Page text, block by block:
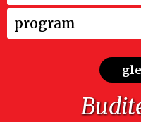
program